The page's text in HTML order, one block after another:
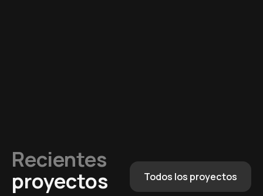
Recientes
proyectos
Todos los proyectos